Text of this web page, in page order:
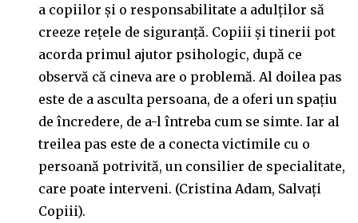
a copiilor și o responsabilitate a adulților să
creeze rețele de siguranță. Copiii și tinerii pot
acorda primul ajutor psihologic, după ce
observă că cineva are o problemă. Al doilea pas
este de a asculta persoana, de a oferi un spațiu
de încredere, de a-l întreba cum se simte. Iar al
treilea pas este de a conecta victimile cu o
persoană potrivită, un consilier de specialitate,
care poate interveni. (Cristina Adam, Salvați
Copiii).